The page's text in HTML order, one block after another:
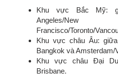
Khu vực Bắc Mỹ:
Angeles/New
Francisco/Toronto/
Khu vực châu Âu:
Bangkok và Amsterdam/
Khu vực châu Đại
Brisbane.